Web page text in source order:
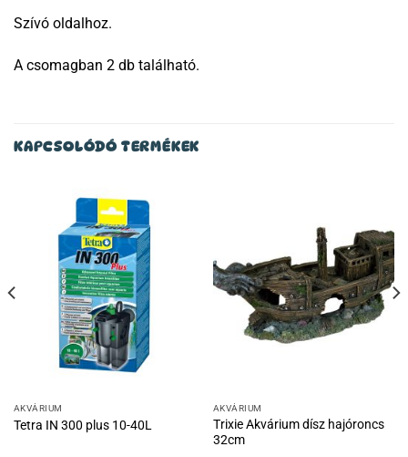
Szívó oldalhoz.
A csomagban 2 db található.
KAPCSOLÓDÓ TERMÉKEK
AKVÁRIUM
Tetra IN 300 plus 10-40L
AKVÁRIUM
Trixie Akvárium dísz hajóroncs
32cm